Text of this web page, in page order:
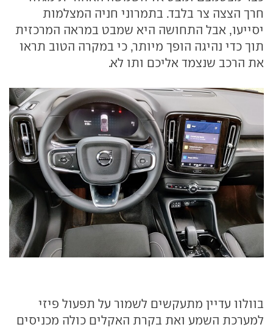
חרך הצצה צר בלבד. בתמרוני חניה המצלמות
יסייעו, אבל התחושה היא שמבט במראה המרכזית
תוך כדי נהיגה הופך מיותר, כי במקרה הטוב תראו
את הרכב שנצמד אליכם ותו לא.
בוולוו עדיין מתעקשים לשמור על תפעול פיזי
למערכת השמע ואת בקרת האקלים כולה מכניסים